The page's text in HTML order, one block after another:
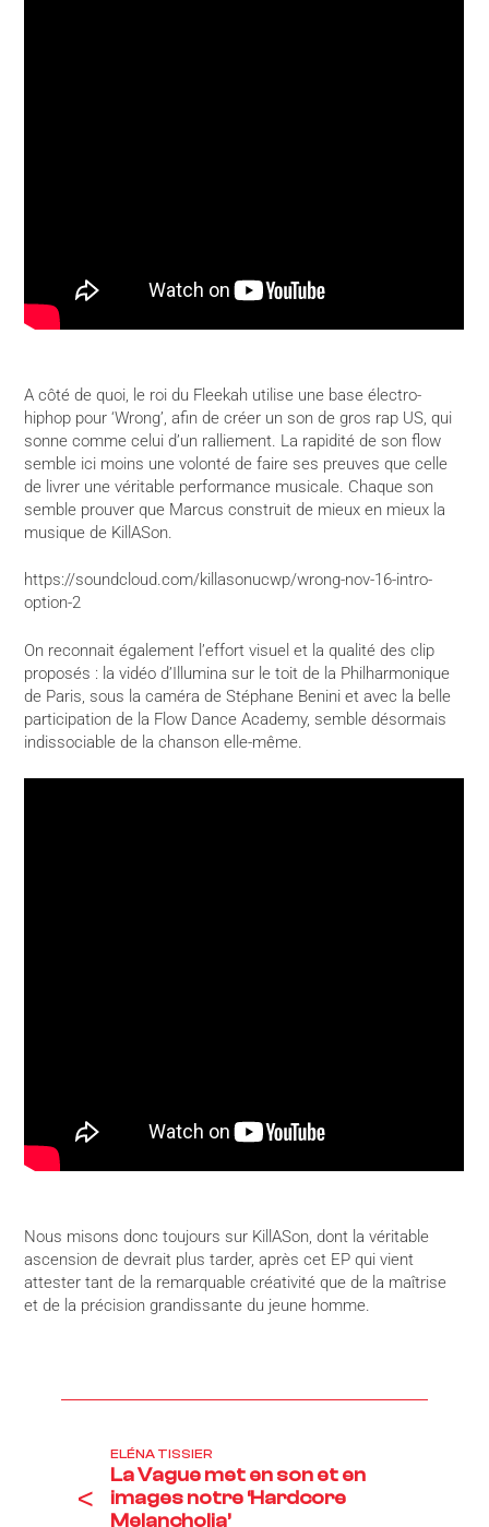
A côté de quoi, le roi du Fleekah utilise une base électro-
hiphop pour ‘Wrong’, afin de créer un son de gros rap US, qui
sonne comme celui d’un ralliement. La rapidité de son flow
semble ici moins une volonté de faire ses preuves que celle
de livrer une véritable performance musicale. Chaque son
semble prouver que Marcus construit de mieux en mieux la
musique de KillASon.
https://soundcloud.com/killasonucwp/wrong-nov-16-intro-
option-2
On reconnait également l’effort visuel et la qualité des clip
proposés : la vidéo d’Illumina sur le toit de la Philharmonique
de Paris, sous la caméra de Stéphane Benini et avec la belle
participation de la Flow Dance Academy, semble désormais
indissociable de la chanson elle-même.
Nous misons donc toujours sur KillASon, dont la véritable
ascension de devrait plus tarder, après cet EP qui vient
attester tant de la remarquable créativité que de la maîtrise
et de la précision grandissante du jeune homme.
<
ELÉNA TISSIER
La Vague met en son et en
images notre ‘Hardcore
Melancholia’